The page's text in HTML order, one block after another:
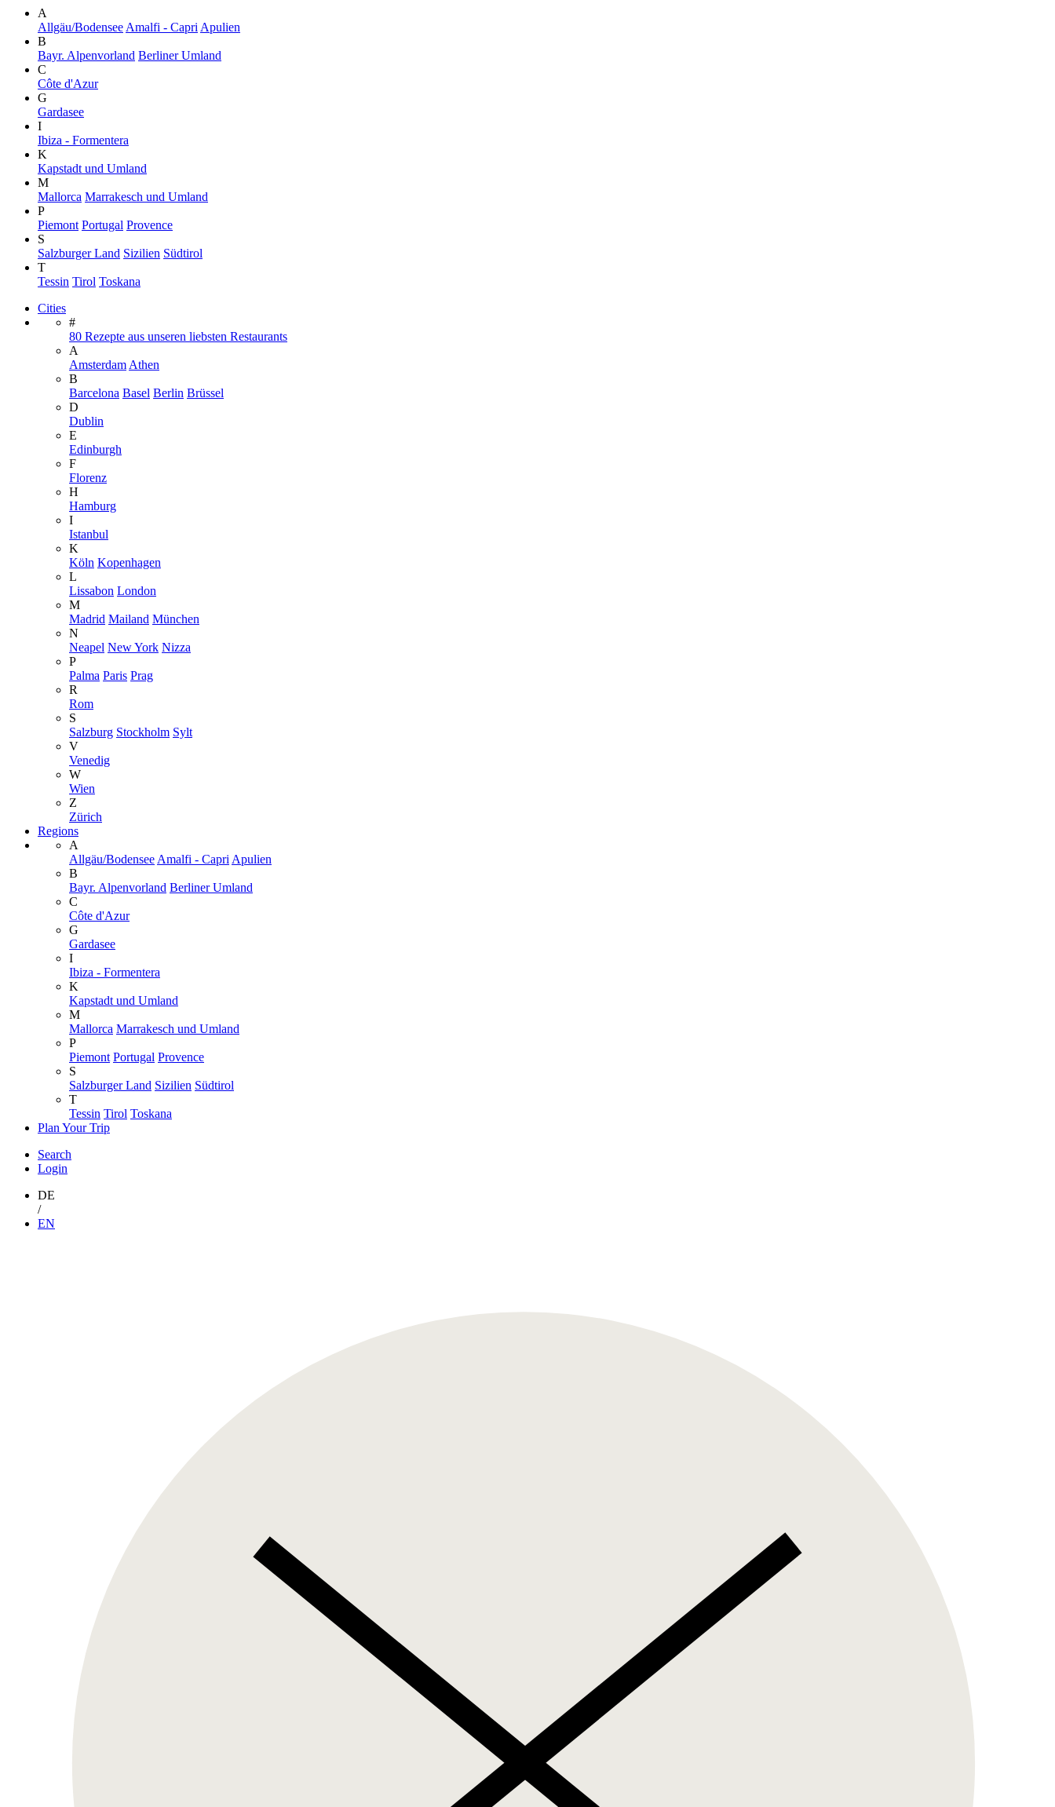
A
Allgäu/Bodensee Amalfi - Capri Apulien
B
Bayr. Alpenvorland Berliner Umland
C
Côte d'Azur
G
Gardasee
I
Ibiza - Formentera
K
Kapstadt und Umland
M
Mallorca Marrakesch und Umland
P
Piemont Portugal Provence
S
Salzburger Land Sizilien Südtirol
T
Tessin Tirol Toskana
Cities
#
80 Rezepte aus unseren liebsten Restaurants
A
Amsterdam Athen
B
Barcelona Basel Berlin Brüssel
D
Dublin
E
Edinburgh
F
Florenz
H
Hamburg
I
Istanbul
K
Köln Kopenhagen
L
Lissabon London
M
Madrid Mailand München
N
Neapel New York Nizza
P
Palma Paris Prag
R
Rom
S
Salzburg Stockholm Sylt
V
Venedig
W
Wien
Z
Zürich
Regions
A
Allgäu/Bodensee Amalfi - Capri Apulien
B
Bayr. Alpenvorland Berliner Umland
C
Côte d'Azur
G
Gardasee
I
Ibiza - Formentera
K
Kapstadt und Umland
M
Mallorca Marrakesch und Umland
P
Piemont Portugal Provence
S
Salzburger Land Sizilien Südtirol
T
Tessin Tirol Toskana
Plan Your Trip
Search
Login
DE
/
EN